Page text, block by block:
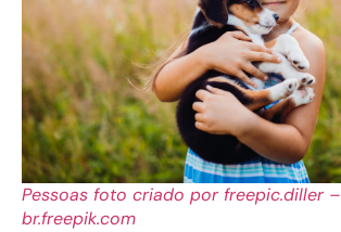
Pessoas foto criado por freepic.diller –
br.freepik.com